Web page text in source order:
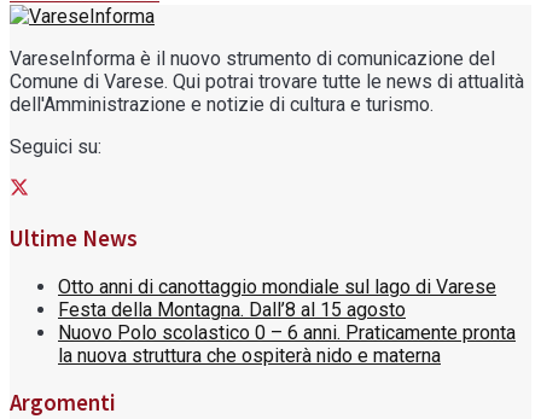
VareseInforma è il nuovo strumento di comunicazione del
Comune di Varese. Qui potrai trovare tutte le news di attualità
dell'Amministrazione e notizie di cultura e turismo.
Seguici su:
Ultime News
Otto anni di canottaggio mondiale sul lago di Varese
Festa della Montagna. Dall’8 al 15 agosto
Nuovo Polo scolastico 0 – 6 anni. Praticamente pronta
la nuova struttura che ospiterà nido e materna
Argomenti